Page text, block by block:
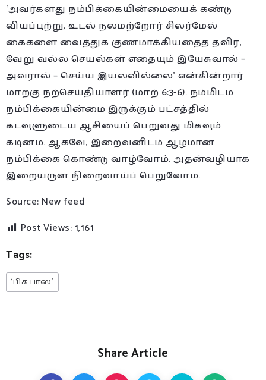
‘அவர்களது நம்பிக்கையின்மையைக் கண்டு
வியப்புற்று, உடல் நலமற்றோர் சிலர்மேல்
கைகளை வைத்துக் குணமாக்கியதைத் தவிர,
வேறு வல்ல செயல்கள் எதையும் இயேசுவால் –
அவரால் – செய்ய இயலவில்லை’ என்கின்றார்
மாற்கு நற்செய்தியாளர் (மாற் 6:3-6). நம்மிடம்
நம்பிக்கையின்மை இருக்கும் பட்சத்தில்
கடவுளுடைய ஆசியைப் பெறுவது மிகவும்
கடினம். ஆகவே, இறைவனிடம் ஆழமான
நம்பிக்கை கொண்டு வாழ்வோம். அதன்வழியாக
இறையருள் நிறைவாய்ப் பெறுவோம்.
Source: New feed
Post Views:1,161
Tags:
‘பிக் பாஸ்’
Share Article